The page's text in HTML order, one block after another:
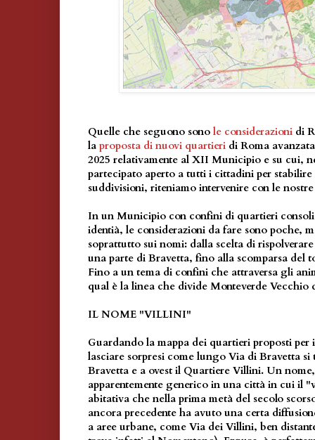
Quelle che seguono sono le considerazioni di
la proposta di nuovi quartieri di Roma
2025 relativamente al XII Municipio e su cui,
partecipato aperto a tutti i cittadini per
suddivisioni, riteniamo intervenire con le
In un Municipio con confini di quartieri
identià, le considerazioni da fare sono poche,
soprattutto sui nomi: dalla scelta di
una parte di Bravetta, fino alla scomparsa del
Fino a un tema di confini che attraversa gli
qual è la linea che divide Monteverde Vecchio
IL NOME "VILLINI"
Guardando la mappa dei quartieri proposti
lasciare sorpresi come lungo Via di Bravetta
Bravetta e a ovest il Quartiere Villini. Un
apparentemente generico in una città in cui il
abitativa che nella prima metà del secolo
ancora precedente ha avuto una certa
a aree urbane, come Via dei Villini, ben